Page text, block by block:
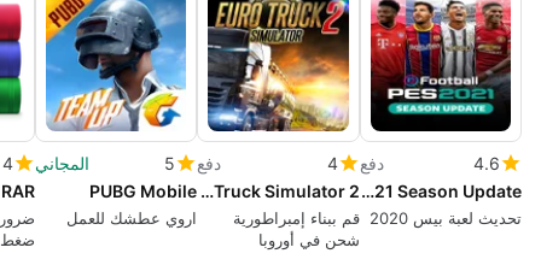
4.6
دفع
eFootball PES 2021 Season Update
تحديث لعبة بيس 2020
4
دفع
Euro Truck Simulator 2
قم ببناء إمبراطورية
شحن في أوروبا
5
المجاني
PUBG Mobile
اروي عطشك للعمل
4
ضغط